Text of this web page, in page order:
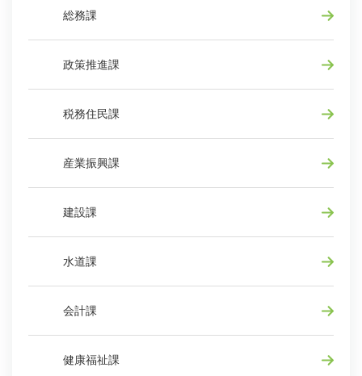
総務課
政策推進課
税務住民課
産業振興課
建設課
水道課
会計課
健康福祉課